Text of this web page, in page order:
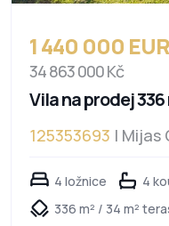
1 440 000 EUR
34 863 000 Kč
Vila na prodej
125353693 | Mijas
4 ložnice
4
336 m² / 34 m²